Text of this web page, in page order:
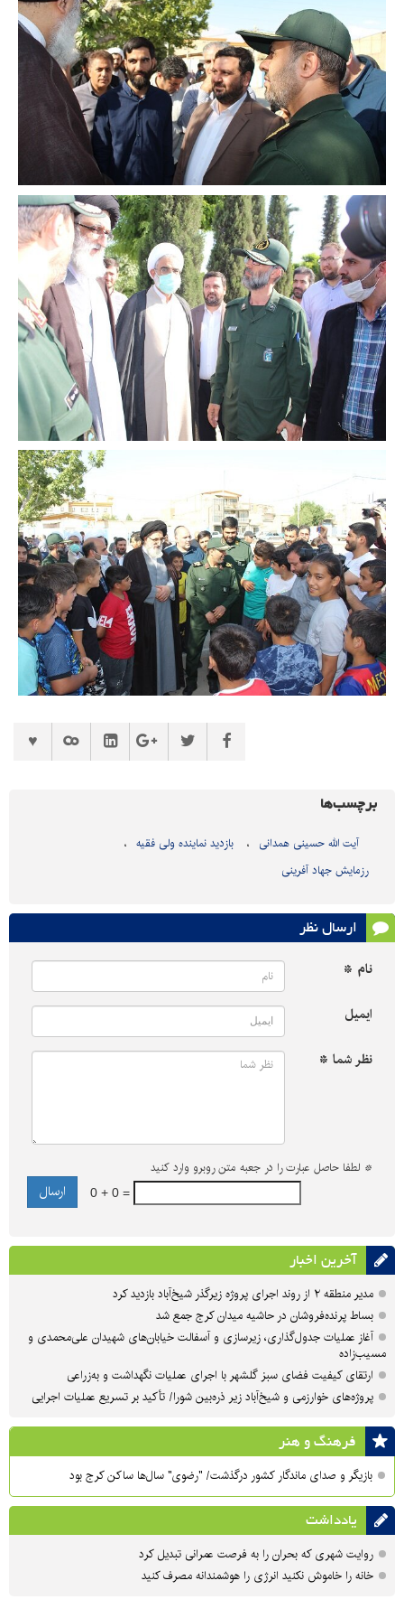
برچسب‌ها
آیت الله حسینی همدانی
بازدید نماینده ولی فقیه
رزمایش جهاد آفرینی
ارسال نظر
نام *
ایمیل
نظر شما *
* لطفا حاصل عبارت را در جعبه متن روبرو وارد کنید
0 + 0 =
آخرین اخبار
مدیر منطقه ۲ از روند اجرای پروژه زیرگذر شیخ‌آباد بازدید کرد
بساط پرنده‌فروشان در حاشیه میدان کرج جمع شد
آغاز عملیات جدول‌گذاری، زیرسازی و آسفالت خیابان‌های شهیدان علی‌محمدی و
مسیب‌زاده
ارتقای کیفیت فضای سبز گلشهر با اجرای عملیات نگهداشت و به‌زراعی
پروژه‌های خوارزمی و شیخ‌آباد زیر ذره‌بین شورا/ تأکید بر تسریع عملیات اجرایی
فرهنگ و هنر
بازیگر و صدای ماندگار کشور درگذشت/ "رضوی" سال‌ها ساکن کرج بود
یادداشت
روایت شهری که بحران را به فرصت عمرانی تبدیل کرد
خانه را خاموش نکنید انرژی را هوشمندانه مصرف کنید